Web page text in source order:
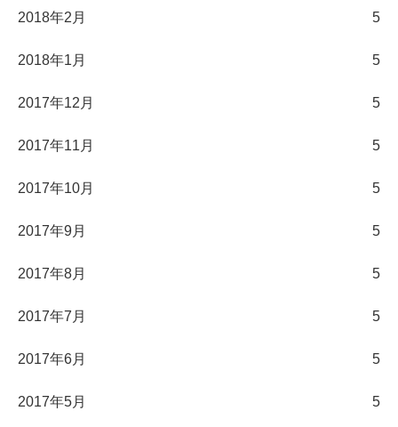
2018年2月 5
2018年1月 5
2017年12月 5
2017年11月 5
2017年10月 5
2017年9月 5
2017年8月 5
2017年7月 5
2017年6月 5
2017年5月 5